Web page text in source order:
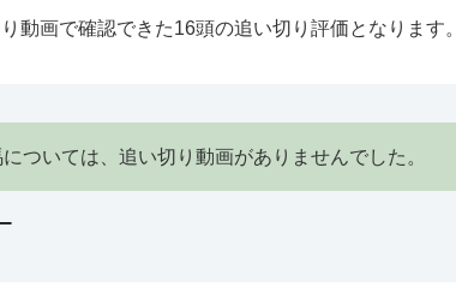
動画で確認できた16頭の追い切り評価となります。
については、追い切り動画がありませんでした。